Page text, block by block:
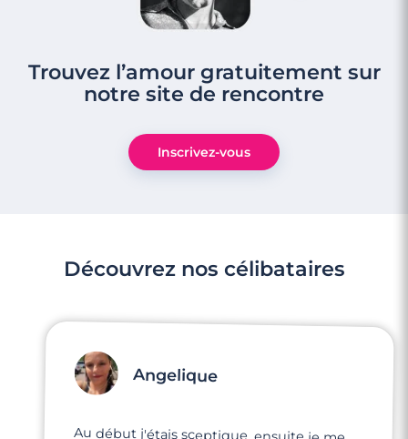
Trouvez l’amour gratuitement sur
notre site de rencontre
Inscrivez-vous
Découvrez nos célibataires
Angelique